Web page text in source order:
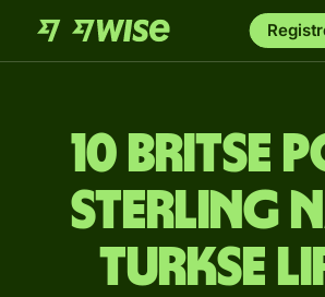
10 Britse
sterling
Turkse